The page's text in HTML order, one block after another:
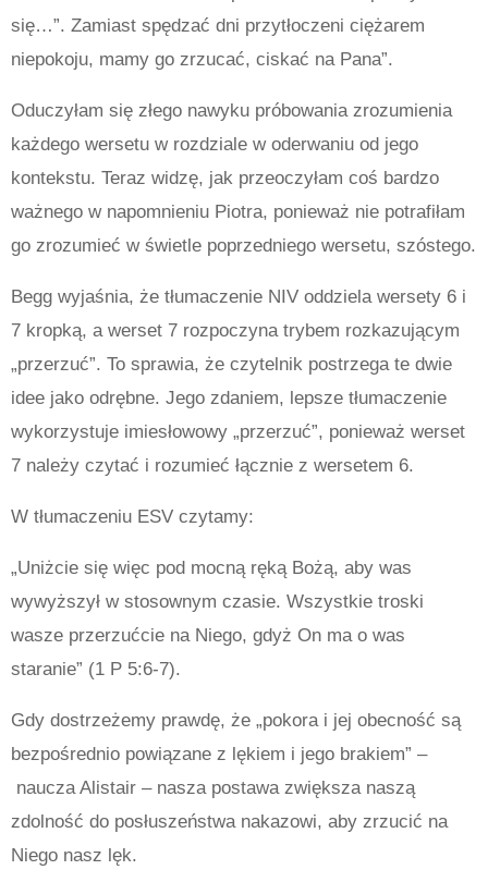
się…”. Zamiast spędzać dni przytłoczeni ciężarem
niepokoju, mamy go zrzucać, ciskać na Pana”.
Oduczyłam się złego nawyku próbowania zrozumienia
każdego wersetu w rozdziale w oderwaniu od jego
kontekstu. Teraz widzę, jak przeoczyłam coś bardzo
ważnego w napomnieniu Piotra, ponieważ nie potrafiłam
go zrozumieć w świetle poprzedniego wersetu, szóstego.
Begg wyjaśnia, że tłumaczenie NIV oddziela wersety 6 i
7 kropką, a werset 7 rozpoczyna trybem rozkazującym
„przerzuć”. To sprawia, że czytelnik postrzega te dwie
idee jako odrębne. Jego zdaniem, lepsze tłumaczenie
wykorzystuje imiesłowowy „przerzuć”, ponieważ werset
7 należy czytać i rozumieć łącznie z wersetem 6.
W tłumaczeniu ESV czytamy:
„Uniżcie się więc pod mocną ręką Bożą, aby was
wywyższył w stosownym czasie. Wszystkie troski
wasze przerzućcie na Niego, gdyż On ma o was
staranie” (1 P 5:6-7).
Gdy dostrzeżemy prawdę, że „pokora i jej obecność są
bezpośrednio powiązane z lękiem i jego brakiem” –
naucza Alistair – nasza postawa zwiększa naszą
zdolność do posłuszeństwa nakazowi, aby zrzucić na
Niego nasz lęk.